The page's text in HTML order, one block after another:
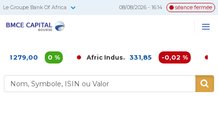
Le Groupe Bank Of Africa 08/08/2026 - 16:14 séance fermée
0 % Afric Indus. 331,85 -0,02 % Afriquia